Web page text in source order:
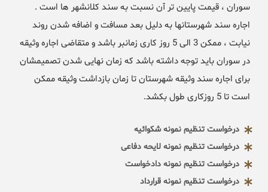
سوران ، قیمت پایین تر آن نسبت به سند کلانشهر ها است .
اجاره سند شهرستانها به دلیل بعد مسافت و اضافه شدن روند
نیابت ، ممکن 3 الی 5 روز کاری زمانبر باشد و متقاضی اجاره وثیقه
در سوران باید توجه داشته باشد که زمان نهایی شدن تصمیمشان
برای اجاره سند وثیقه شهرستان تا زمان بازداشت وثیقه ممکن
است تا 5 روزکاری طول بکشد.
درخواست تنظیم نمونه شکوائیه
درخواست تنظیم نمونه لایحه دفاعی
درخواست تنظیم نمونه دادخواست
درخواست تنظیم نمونه قرارداد